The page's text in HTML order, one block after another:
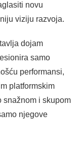
novu
viziju razvoja.
dojam
samo
performansi,
platformskim
snažnom i skupom
njegove